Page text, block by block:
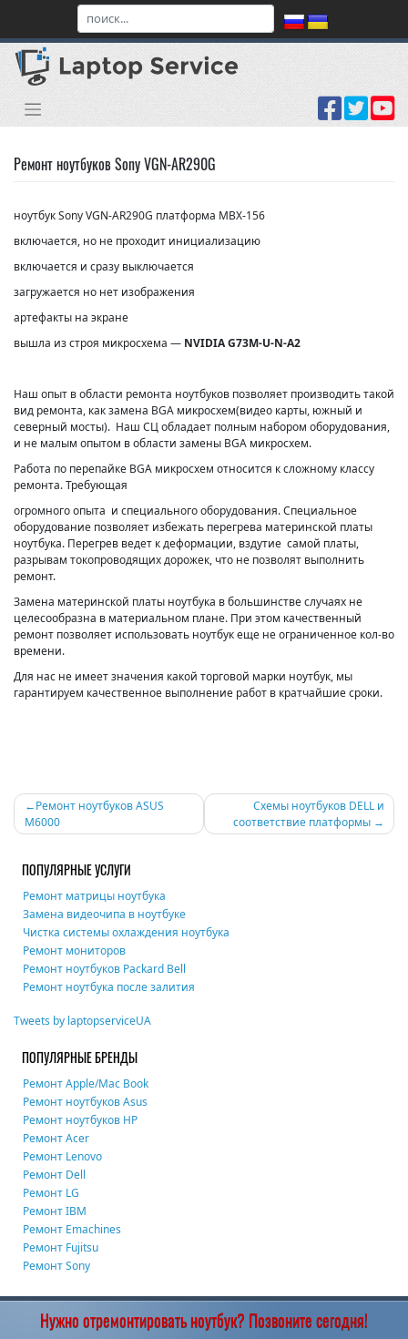
content
Ремонт ноутбуков Sony VGN-AR290G
ноутбук Sony VGN-AR290G платформа MBX-156
включается, но не проходит инициализацию
включается и сразу выключается
загружается но нет изображения
артефакты на экране
вышла из строя микросхема — NVIDIA G73M-U-N-A2
Наш опыт в области ремонта ноутбуков позволяет производить такой
вид ремонта, как замена BGA микросхем(видео карты, южный и
северный мосты). Наш СЦ обладает полным набором оборудования,
и не малым опытом в области замены BGA микросхем.
Работа по перепайке BGA микросхем относится к сложному классу
ремонта. Требующая
огромного опыта и специального оборудования. Специальное
оборудование позволяет избежать перегрева материнской платы
ноутбука. Перегрев ведет к деформации, вздутие самой платы,
разрывам токопроводящих дорожек, что не позволят выполнить
ремонт.
Замена материнской платы ноутбука в большинстве случаях не
целесообразна в материальном плане. При этом качественный
ремонт позволяет использовать ноутбук еще не ограниченное кол-во
времени.
Для нас не имеет значения какой торговой марки ноутбук, мы
гарантируем качественное выполнение работ в кратчайшие сроки.
Навигация
по
записям
Ремонт ноутбуков ASUS
M6000
Схемы ноутбуков DELL и
соответствие платформы
ПОПУЛЯРНЫЕ УСЛУГИ
Ремонт матрицы ноутбука
Замена видеочипа в ноутбуке
Чистка системы охлаждения ноутбука
Ремонт мониторов
Ремонт ноутбуков Packard Bell
Ремонт ноутбука после залития
Tweets by laptopserviceUA
ПОПУЛЯРНЫЕ БРЕНДЫ
Ремонт Apple/Mac Book
Ремонт ноутбуков Asus
Ремонт ноутбуков HP
Ремонт Acer
Ремонт Lenovo
Ремонт Dell
Ремонт LG
Ремонт IBM
Ремонт Emachines
Ремонт Fujitsu
Ремонт Sony
Нужно отремонтировать ноутбук? Позвоните сегодня!